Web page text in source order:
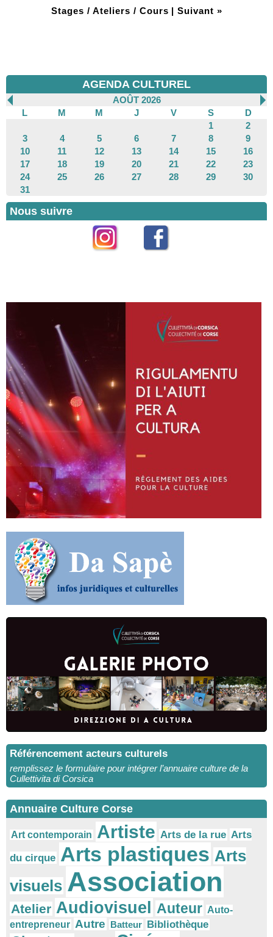
Stages / Ateliers / Cours | Suivant »
AGENDA CULTUREL
AOÛT 2026
L
M M J V S
D
1
2
3
4 5 6 7 8
9
10
11 12 13 14 15
16
17
18 19 20 21 22
23
24
25 26 27 28 29
30
31
Nous suivre
Référencement acteurs culturels
remplissez le formulaire pour intégrer l’annuaire culture de la
Cullettivita di Corsica
Annuaire Culture Corse
Art contemporain Artiste Arts de la rue Arts
du cirque Arts plastiques Arts
visuels Association
Atelier Audiovisuel Auteur Auto-
entrepreneur Autre Batteur Bibliothèque